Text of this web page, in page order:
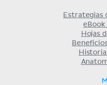
Estrategias
Hojas